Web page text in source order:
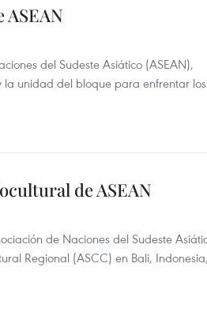
del Sudeste Asiático (ASEAN),
unidad del bloque para enfrentar los
de ASEAN
de Naciones del Sudeste
Regional (ASCC) en Bali, Indonesia,